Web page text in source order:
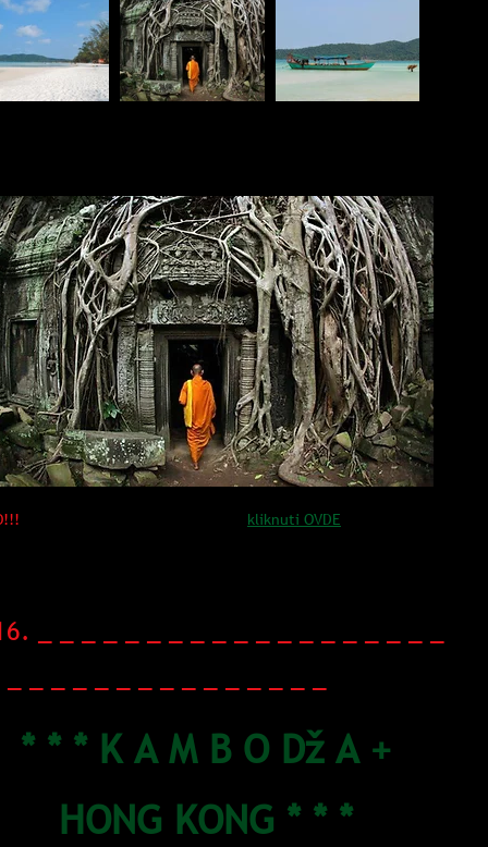
kliknuti OVDE
_ _ _ _ _ _ _ _ _ _ _ _ _ _ _ _ _ _ _
* * * K A M B O Dž A +
HONG KONG * * *